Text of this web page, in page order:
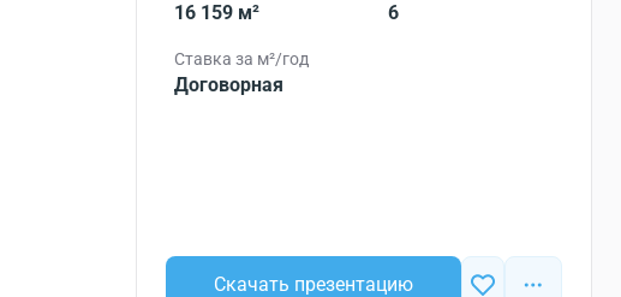
16 159 м² 6
Ставка за м²/год
Договорная
Скачать презентацию